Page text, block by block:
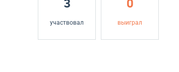
участвовал выиграл